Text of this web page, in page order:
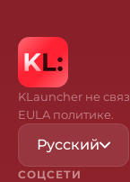
KLauncher не
EULA политике.
Русский
СОЦСЕТИ